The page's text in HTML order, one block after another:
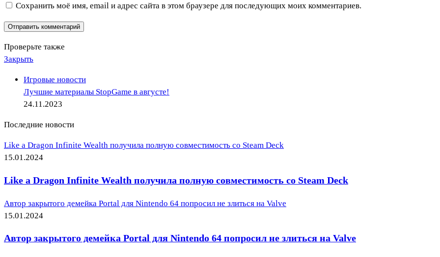
Сохранить моё имя, email и адрес сайта в этом браузере для последующих моих комментариев.
Проверьте также
Закрыть
Игровые новости
Лучшие материалы StopGame в августе!
24.11.2023
Последние новости
Like a Dragon Infinite Wealth получила полную совместимость со Steam Deck
15.01.2024
Like a Dragon Infinite Wealth получила полную совместимость со Steam Deck
Автор закрытого демейка Portal для Nintendo 64 попросил не злиться на Valve
15.01.2024
Автор закрытого демейка Portal для Nintendo 64 попросил не злиться на Valve